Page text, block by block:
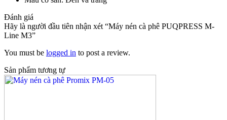
Đánh giá
Hãy là người đầu tiên nhận xét “Máy nén cà phê PUQPRESS M-
Line M3”
You must be logged in to post a review.
Sản phẩm tương tự